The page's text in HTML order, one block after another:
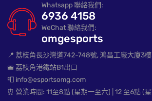
Whatsapp 聯絡我們:
6936 4158
WeChat 聯絡我們:
omgesports
📍 荔枝角長沙灣道742-748號, 鴻昌工廠大廈3
🚝 荔枝角港鐵站B1出口
📮 info@esportsomg.com
⏰ 營業時間: 11至8點 (星期一至六) | 12 至6點 (